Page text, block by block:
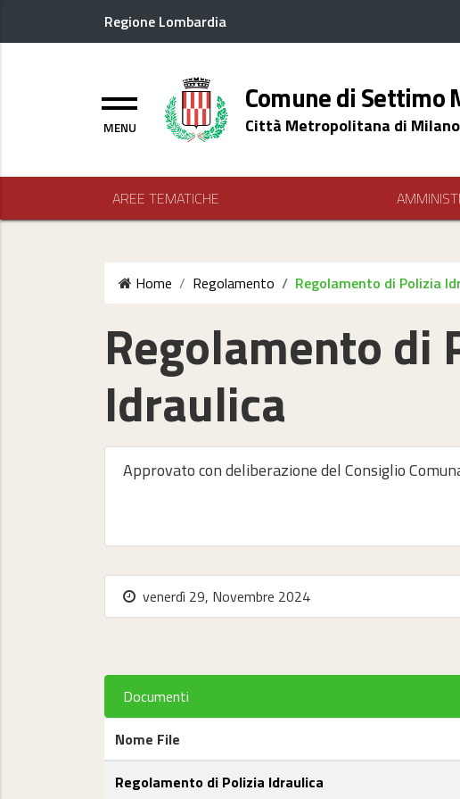
Regione Lombardia
Menu Logo header
Comune di Settimo
Città Metropolitana di Milano
AREE TEMATICHE
Home Regolamento Regolamento di Polizia
Regolamento di
Idraulica
Approvato con deliberazione del Consiglio
venerdì 29, Novembre 2024
Documenti
Nome File
Regolamento di Polizia Idraulica